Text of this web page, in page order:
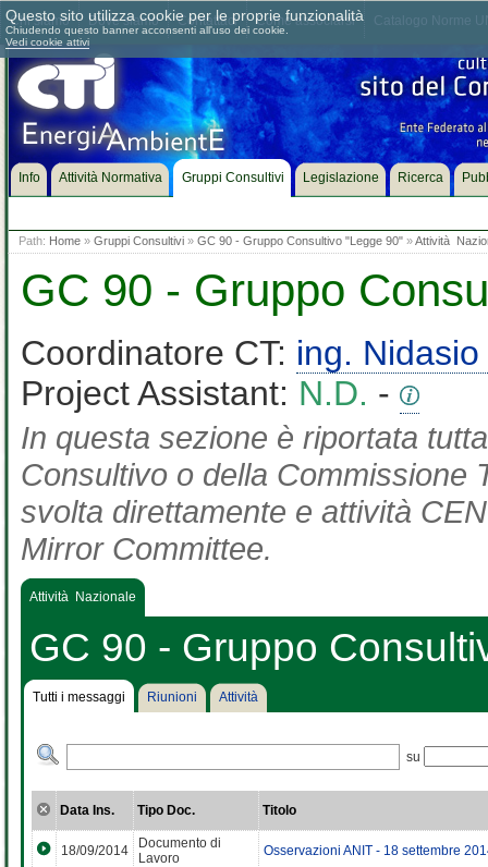
Chi siamo Dove siamo Contattaci Come associarsi
Info Attività Normativa Gruppi Consultivi Legislazione Ricerca
Path: Home » Gruppi Consultivi » GC 90 - Gruppo Consultivo "Legge 90" »Attività
GC 90 - Gruppo
Coordinatore CT: ing.
Project Assistant: N.D. -
In questa sezione è riportata
Consultivo o della Commissione
svolta direttamente e attività
Mirror Committee.
Attività Nazionale
GC 90 - Gruppo
Tutti i messaggi Riunioni Attività
su
Data Ins. Tipo Doc. Titolo
18/09/2014
Documento di
Lavoro
Osservazioni ANIT - 18 settembre
Questo sito utilizza cookie per le proprie funzionalità
Chiudendo questo banner acconsenti all'uso dei cookie.
Vedi cookie attivi